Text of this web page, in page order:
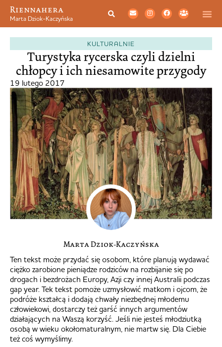
Riennahera
Marta Dziok-Kaczyńska
KULTURALNIE
Turystyka rycerska czyli dzielni
chłopcy i ich niesamowite przygody
19 lutego 2017
Marta Dziok-Kaczyńska
Ten tekst może przydać się osobom, które planują wydawać
ciężko zarobione pieniądze rodziców na rozbijanie się po
drogach i bezdrożach Europy, Azji czy innej Australii podczas
gap year. Tek tekst pomoże uzmysłowić matkom i ojcom, że
podróże kształcą i dodają chwały niezbędnej młodemu
człowiekowi, dostarczy też garść innych argumentów
działających na Waszą korzyść. Jeśli nie jesteś młodziutką
osobą w wieku okołomaturalnym, nie martw się. Dla Ciebie
też coś wymyślimy.